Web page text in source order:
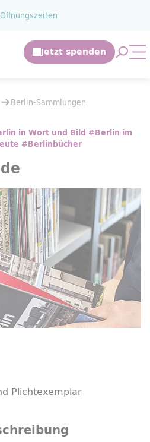
Öffnungszeiten
Berlin-Sammlungen
in Wort und Bild #Berlin im
#Berlinbücher
Plichtexemplar